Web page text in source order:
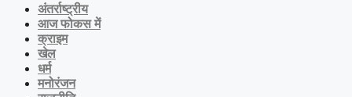
अंतर्राष्ट्रीय
आज फोकस में
क्राइम
खेल
धर्म
मनोरंजन